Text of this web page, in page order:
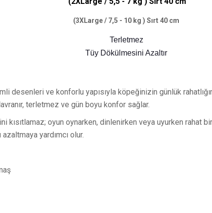
(3XLarge / 7,5 - 10 kg ) Sırt 40 cm
Terletmez
Tüy Dökülmesini Azaltır
desenleri ve konforlu yapısıyla köpeğinizin günlük
terletmez ve gün boyu konfor sağlar.
oyun oynarken, dinlenirken veya uyurken rahat
yardımcı olur.